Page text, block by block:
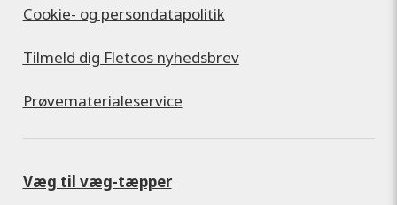
Cookie- og persondatapolitik
Tilmeld dig Fletcos nyhedsbrev
Prøvematerialeservice
Væg til væg-tæpper